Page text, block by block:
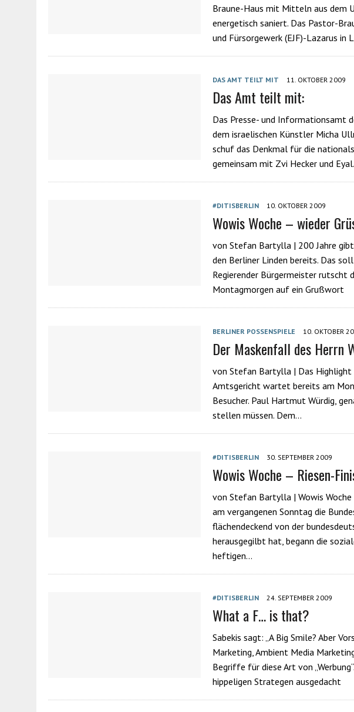
Braune-Haus mit Mitteln aus dem
energetisch saniert. Das Pastor-
und Fürsorgewerk (EJF)-Lazarus in
DAS AMT TEILT MIT 11. OKTOBER 2009
Das Amt teilt mit:
Das Presse- und Informationsamt
dem israelischen Künstler Micha
schuf das Denkmal für die
gemeinsam mit Zvi Hecker und
#DITISBERLIN 10. OKTOBER 2009
Wowis Woche – wieder
von Stefan Bartylla | 200 Jahre
den Berliner Linden bereits. Das
Regierender Bürgermeister rutscht
Montagmorgen auf ein Grußwort
BERLINER POSSENSPIELE 10. OKTOBER
Der Maskenfall des Herrn
von Stefan Bartylla | Das Highlight
Amtsgericht wartet bereits am
Besucher. Paul Hartmut Würdig,
stellen müssen. Dem…
#DITISBERLIN 30. SEPTEMBER 2009
Wowis Woche – Riesen-
von Stefan Bartylla | Wowis
am vergangenen Sonntag die
flächendeckend von der
herausgegilbt hat, begann die
heftigen…
#DITISBERLIN 24. SEPTEMBER 2009
What a F… is that?
Sabekis sagt: „A Big Smile? Aber
Marketing, Ambient Media
Begriffe für diese Art von
hippeligen Strategen ausgedacht